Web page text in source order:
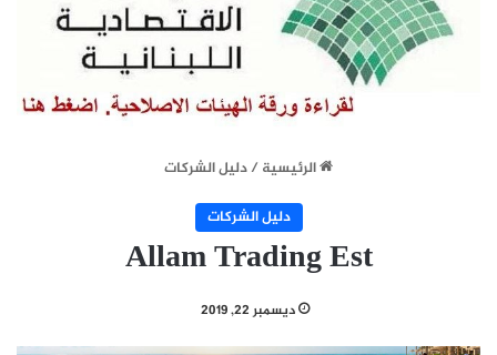
الرئيسية/دليل الشركات
دليل الشركات
Allam Trading Est
ديسمبر 22, 2019